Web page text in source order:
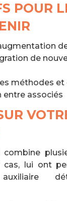
POUR
de
méthodes et
entre associés
combine
lui ont